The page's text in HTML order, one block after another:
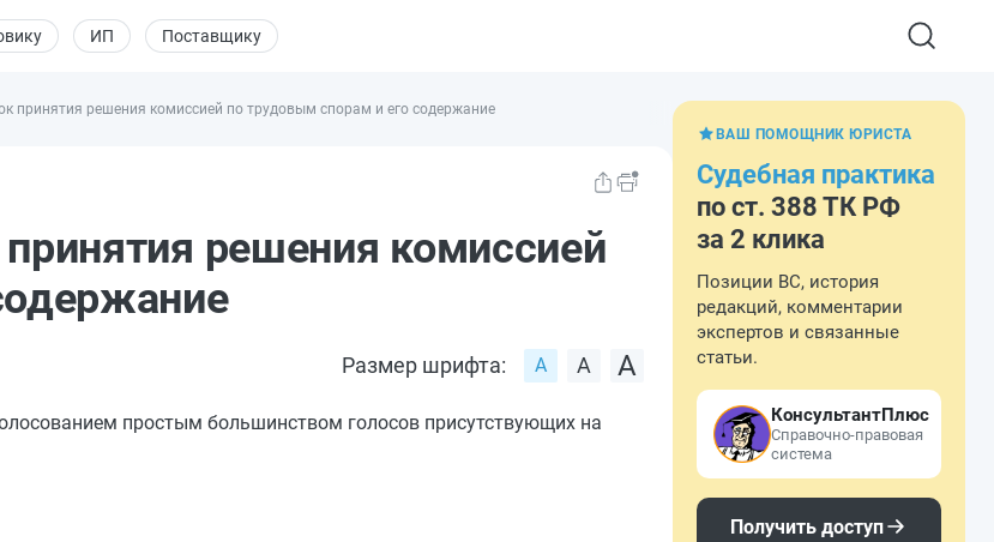
ИП Поставщику
принятия решения комиссией по трудовым спорам и его содержание
решения комиссией
Размер шрифта:
простым большинством голосов присутствующих на
ВАШ ПОМОЩНИК ЮРИСТА
Судебная практика
по ст. 388 ТК РФ
за 2 клика
Позиции ВС, история
редакций, комментарии
экспертов и связанные
статьи.
КонсультантПлюс
Справочно-правовая
система
Получить доступ